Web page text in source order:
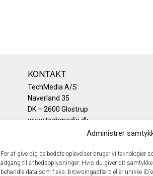
Administrer
For at give dig de bedste oplevelser bruger vi teknologier
adgang til enhedsoplysninger. Hvis du giver dit
behandle data som f.eks. browsingadfærd eller unikke
KONTAKT
TechMedia A/S
Naverland 35
DK – 2600 Glostrup
www.techmedia.dk
Telefon: +45 43 24 26 28
Privatlivspolitik
Cookiepolitik